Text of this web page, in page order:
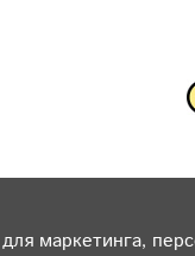
маркетинга,